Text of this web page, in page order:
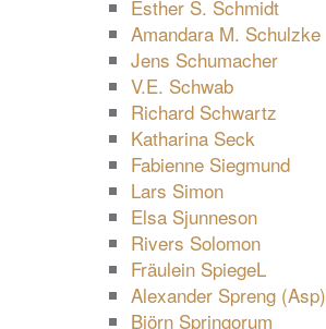
Esther S. Schmidt
Amandara M. Schulzke
Jens Schumacher
V.E. Schwab
Richard Schwartz
Katharina Seck
Fabienne Siegmund
Lars Simon
Elsa Sjunneson
Rivers Solomon
Fräulein SpiegeL
Alexander Spreng (Asp)
Björn Springorum